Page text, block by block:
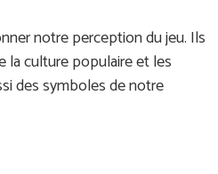
notre perception du jeu. Ils
la culture populaire et les
des symboles de notre